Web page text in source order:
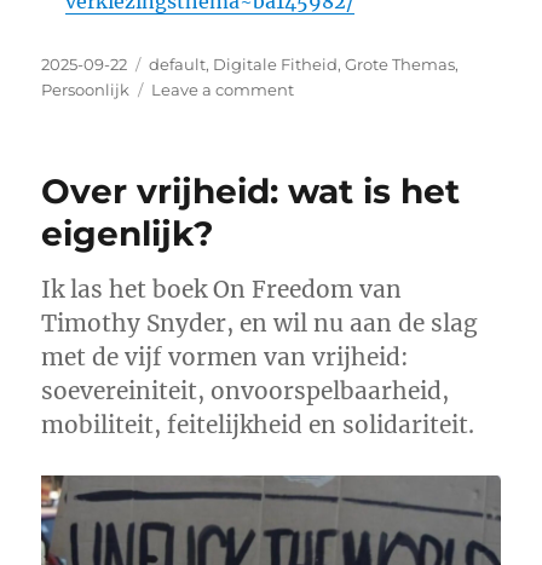
Posted
on
2025-09-22 Categories
default, Digitale Fitheid,Grote Themas,
Persoonlijk
Leave a comment
doen,
Over vrijheid: wat is het
eigenlijk?
Ik las het boek On Freedom van
Timothy Snyder, en wil nu aan de slag
met de vijf vormen van vrijheid:
soevereiniteit, onvoorspelbaarheid,
mobiliteit, feitelijkheid en solidariteit.